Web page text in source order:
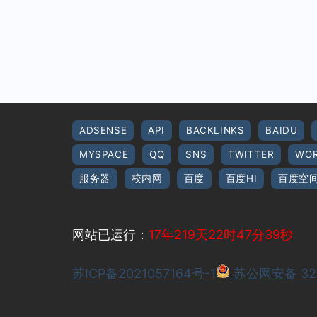
ADSENSE API BACKLINKS BAIDU
MYSPACE QQ SNS TWITTER
服务器 校内网 百度 百度HI 百度空
网站已运行： 17年219天22时47分40秒
苏ICP备2021057164号-1 苏公网安备